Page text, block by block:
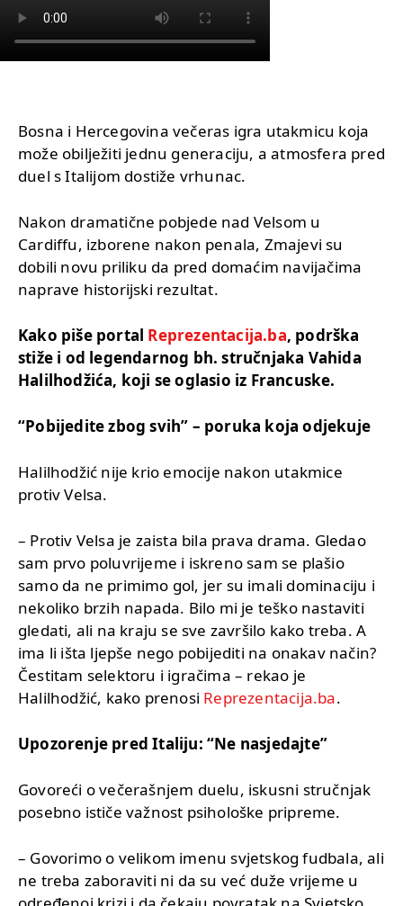
Bosna i Hercegovina večeras igra utakmicu koja
može obilježiti jednu generaciju, a atmosfera pred
duel s Italijom dostiže vrhunac.
Nakon dramatične pobjede nad Velsom u
Cardiffu, izborene nakon penala, Zmajevi su
dobili novu priliku da pred domaćim navijačima
naprave historijski rezultat.
Kako piše portal Reprezentacija.ba, podrška
stiže i od legendarnog bh. stručnjaka Vahida
Halilhodžića, koji se oglasio iz Francuske.
“Pobijedite zbog svih” – poruka koja odjekuje
Halilhodžić nije krio emocije nakon utakmice
protiv Velsa.
– Protiv Velsa je zaista bila prava drama. Gledao
sam prvo poluvrijeme i iskreno sam se plašio
samo da ne primimo gol, jer su imali dominaciju i
nekoliko brzih napada. Bilo mi je teško nastaviti
gledati, ali na kraju se sve završilo kako treba. A
ima li išta ljepše nego pobijediti na onakav način?
Čestitam selektoru i igračima – rekao je
Halilhodžić, kako prenosi Reprezentacija.ba.
Upozorenje pred Italiju: “Ne nasjedajte”
Govoreći o večerašnjem duelu, iskusni stručnjak
posebno ističe važnost psihološke pripreme.
– Govorimo o velikom imenu svjetskog fudbala, ali
ne treba zaboraviti ni da su već duže vrijeme u